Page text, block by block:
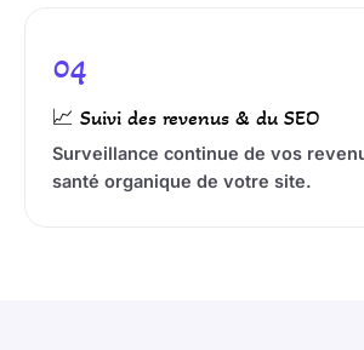
04
📈 Suivi des revenus & du SEO
Surveillance continue de vos
santé organique de votre site.